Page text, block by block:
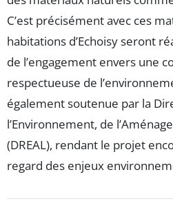
C’est précisément avec ces
habitations d’Echoisy seront
de l’engagement envers une
respectueuse de
également soutenue par la
l’Environnement, de
(DREAL), rendant le projet
regard des enjeux